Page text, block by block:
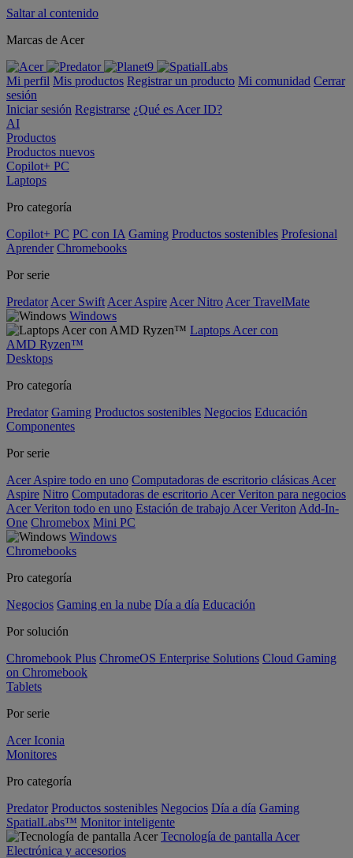
Saltar al contenido
Marcas de Acer
Mi perfil Mis productos Registrar un producto Mi comunidad Cerrar
sesión
Iniciar sesión Registrarse ¿Qué es Acer ID?
AI
Productos
Productos nuevos
Copilot+ PC
Laptops
Pro categoría
Copilot+ PC PC con IA Gaming Productos sostenibles Profesional
Aprender Chromebooks
Por serie
Predator Acer Swift Acer Aspire Acer Nitro Acer TravelMate
Windows
Laptops Acer con
AMD Ryzen™
Desktops
Pro categoría
Predator Gaming Productos sostenibles Negocios Educación
Componentes
Por serie
Acer Aspire todo en uno Computadoras de escritorio clásicas Acer
Aspire Nitro Computadoras de escritorio Acer Veriton para negocios
Acer Veriton todo en uno Estación de trabajo Acer Veriton Add-In-
One Chromebox Mini PC
Windows
Chromebooks
Pro categoría
Negocios Gaming en la nube Día a día Educación
Por solución
Chromebook Plus ChromeOS Enterprise Solutions Cloud Gaming
on Chromebook
Tablets
Por serie
Acer Iconia
Monitores
Pro categoría
Predator Productos sostenibles Negocios Día a día Gaming
SpatialLabs™ Monitor inteligente
Tecnología de pantalla Acer
Electrónica y accesorios